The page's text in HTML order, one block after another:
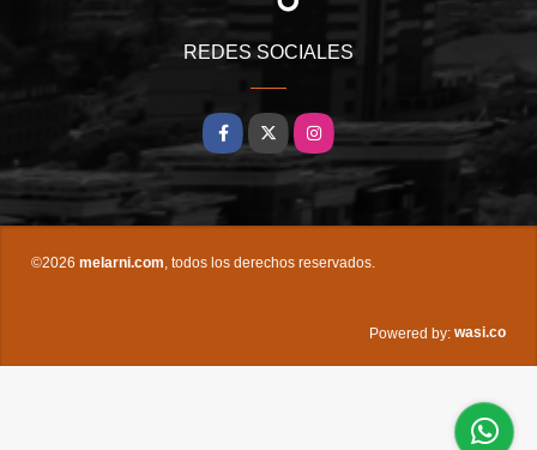
REDES SOCIALES
Facebook
X Instagram
©2026 melarni.com, todos los derechos reservados.
Powered by: wasi.co